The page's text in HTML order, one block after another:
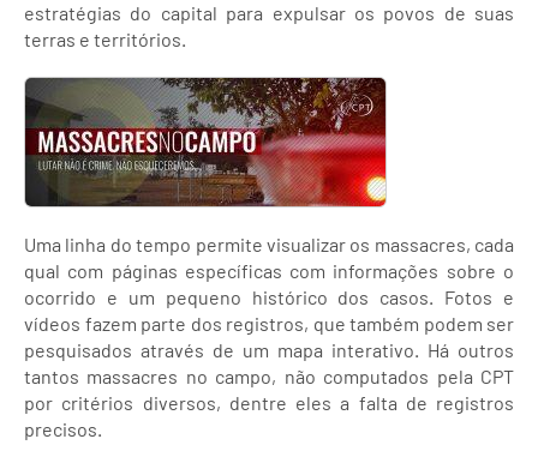
estratégias do capital para expulsar os povos de suas
terras e territórios.
Uma linha do tempo permite visualizar os massacres, cada
qual com páginas específicas com informações sobre o
ocorrido e um pequeno histórico dos casos. Fotos e
vídeos fazem parte dos registros, que também podem ser
pesquisados através de um mapa interativo. Há outros
tantos massacres no campo, não computados pela CPT
por critérios diversos, dentre eles a falta de registros
precisos.